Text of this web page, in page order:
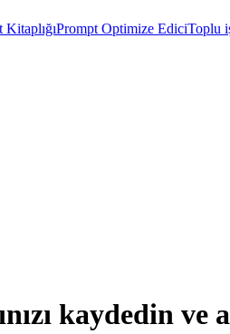
KitaplığıPrompt Optimize EdiciToplu
kaydedin ve